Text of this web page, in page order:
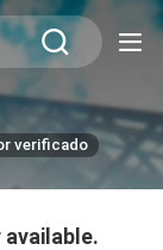
verificado